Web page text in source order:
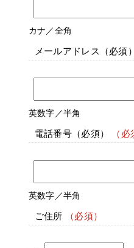
カナ／全角
メールアドレス （必須）
英数字／半角
電話番号 （必須）
英数字／半角
ご住所